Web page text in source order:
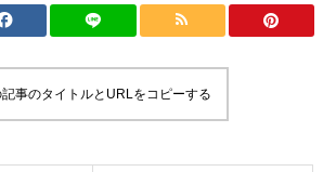
記事のタイトルとURLをコピーする